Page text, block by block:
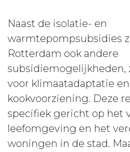
Naast de isolatie- en
warmtepompsubsidies
Rotterdam ook andere
subsidiemogelijkheden,
voor klimaatadaptatie
kookvoorziening. Deze
specifiek gericht op het
leefomgeving en het
woningen in de stad.